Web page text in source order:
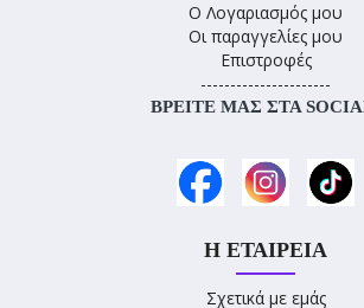
Ο Λογαριασμός μου
Οι παραγγελίες μου
Επιστροφές
----------------------
ΒΡΕΊΤΕ ΜΑΣ ΣΤΑ
Η ΕΤΑΙΡΕΊΑ
Σχετικά με εμάς